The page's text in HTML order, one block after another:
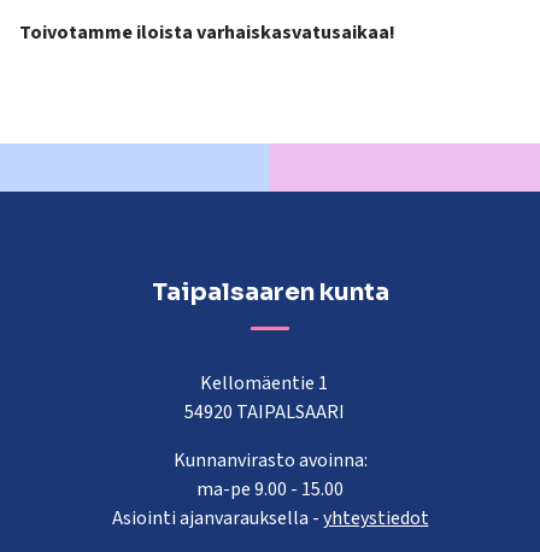
Toivotamme iloista varhaiskasvatusaikaa!
Taipalsaaren kunta
Kellomäentie 1
54920 TAIPALSAARI
Kunnanvirasto avoinna:
ma-pe 9.00 - 15.00
Asiointi ajanvarauksella -yhteystiedot